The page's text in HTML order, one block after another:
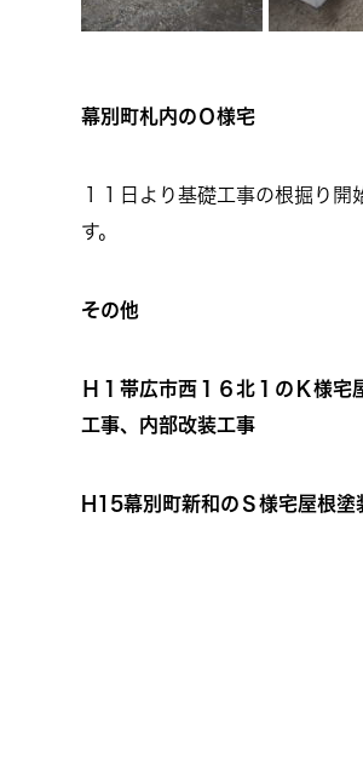
幕別町札内のＯ様宅
１１日より基礎工事の根掘り開
す。
その他
Ｈ１帯広市西１６北１のＫ様宅
工事、内部改装工事
H15幕別町新和のＳ様宅屋根塗